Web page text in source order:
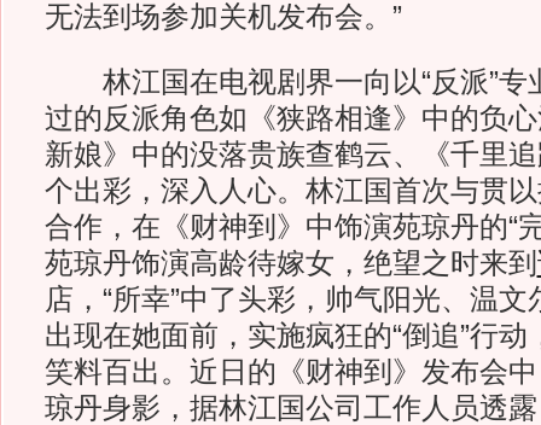
无法到场参加关机发布会。”
林江国在电视剧界一向以“反派”专
过的反派角色如《狭路相逢》中的负
新娘》中的没落贵族查鹤云、《千里
个出彩，深入人心。林江国首次与贯
合作，在《财神到》中饰演苑琼丹的“
苑琼丹饰演高龄待嫁女，绝望之时来到
店，“所幸”中了头彩，帅气阳光、温
出现在她面前，实施疯狂的“倒追”行
笑料百出。近日的《财神到》发布会
琼丹身影，据林江国公司工作人员透